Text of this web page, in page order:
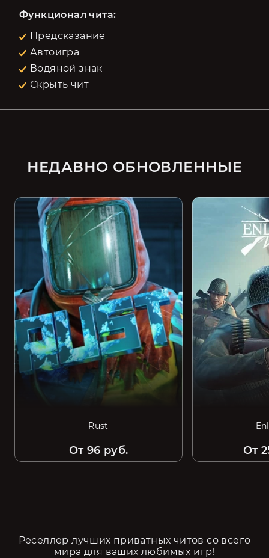
Функционал чита:
Предсказание
Автоигра
Водяной знак
Скрыть чит
НЕДАВНО ОБНОВЛЕННЫЕ
Rust
От 96 руб. От
Реселлер лучших приватных читов cо всего
мира для ваших любимых игр!